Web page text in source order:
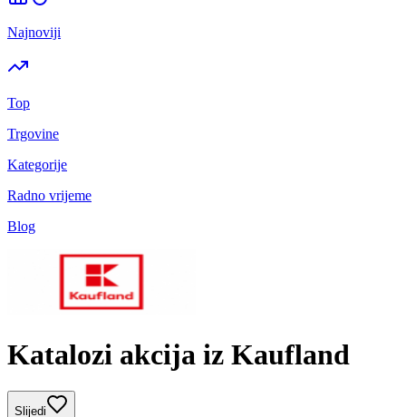
Najnoviji
Top
Trgovine
Kategorije
Radno vrijeme
Blog
Katalozi akcija iz Kaufland
Slijedi